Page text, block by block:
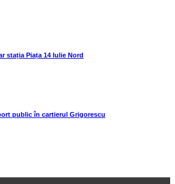
stația Piața 14 Iulie Nord
public în cartierul Grigorescu